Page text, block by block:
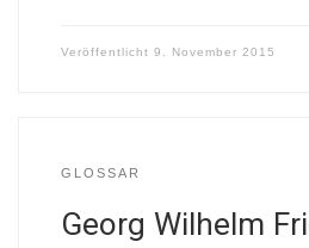
Veröffentlicht 9. November 2015
GLOSSAR
Georg Wilhelm